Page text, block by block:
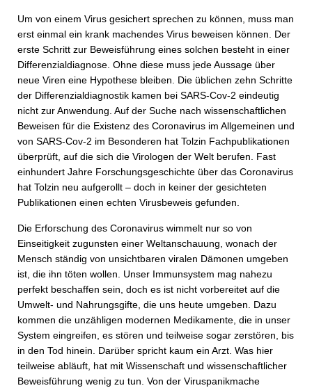
Um von einem Virus gesichert sprechen zu können, muss man
erst einmal ein krank machendes Virus beweisen können. Der
erste Schritt zur Beweisführung eines solchen besteht in einer
Differenzialdiagnose. Ohne diese muss jede Aussage über
neue Viren eine Hypothese bleiben. Die üblichen zehn Schritte
der Differenzialdiagnostik kamen bei SARS-Cov-2 eindeutig
nicht zur Anwendung. Auf der Suche nach wissenschaftlichen
Beweisen für die Existenz des Coronavirus im Allgemeinen und
von SARS-Cov-2 im Besonderen hat Tolzin Fachpublikationen
überprüft, auf die sich die Virologen der Welt berufen. Fast
einhundert Jahre Forschungsgeschichte über das Coronavirus
hat Tolzin neu aufgerollt – doch in keiner der gesichteten
Publikationen einen echten Virusbeweis gefunden.
Die Erforschung des Coronavirus wimmelt nur so von
Einseitigkeit zugunsten einer Weltanschauung, wonach der
Mensch ständig von unsichtbaren viralen Dämonen umgeben
ist, die ihn töten wollen. Unser Immunsystem mag nahezu
perfekt beschaffen sein, doch es ist nicht vorbereitet auf die
Umwelt- und Nahrungsgifte, die uns heute umgeben. Dazu
kommen die unzähligen modernen Medikamente, die in unser
System eingreifen, es stören und teilweise sogar zerstören, bis
in den Tod hinein. Darüber spricht kaum ein Arzt. Was hier
teilweise abläuft, hat mit Wissenschaft und wissenschaftlicher
Beweisführung wenig zu tun. Von der Viruspanikmache